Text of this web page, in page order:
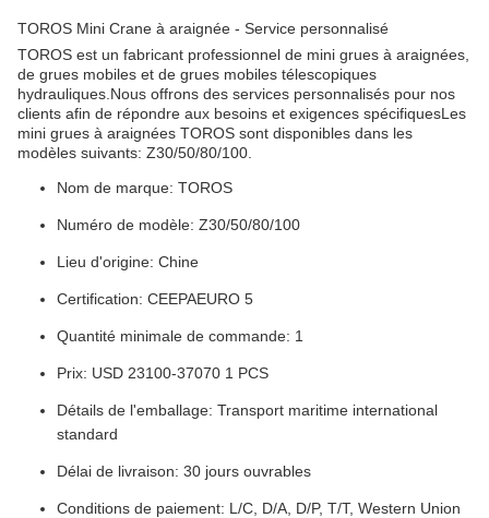
TOROS Mini Crane à araignée - Service personnalisé
TOROS est un fabricant professionnel de mini grues à araignées,
de grues mobiles et de grues mobiles télescopiques
hydrauliques.Nous offrons des services personnalisés pour nos
clients afin de répondre aux besoins et exigences spécifiquesLes
mini grues à araignées TOROS sont disponibles dans les
modèles suivants: Z30/50/80/100.
Nom de marque: TOROS
Numéro de modèle: Z30/50/80/100
Lieu d'origine: Chine
Certification: CEEPAEURO 5
Quantité minimale de commande: 1
Prix: USD 23100-37070 1 PCS
Détails de l'emballage: Transport maritime international
standard
Délai de livraison: 30 jours ouvrables
Conditions de paiement: L/C, D/A, D/P, T/T, Western Union